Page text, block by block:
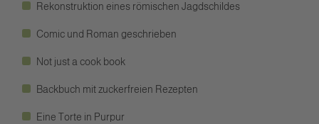
Rekonstruktion eines römischen Jagdschildes
Comic und Roman geschrieben
Not just a cook book
Backbuch mit zuckerfreien Rezepten
Eine Torte in Purpur